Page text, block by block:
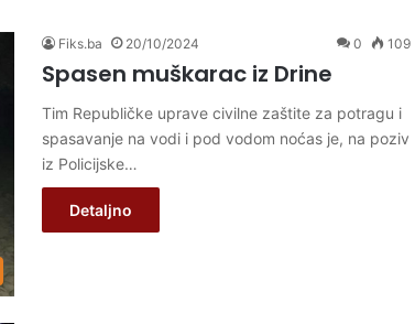
Fiks.ba 20/10/2024 0 109
Spasen muškarac iz Drine
Tim Republičke uprave civilne zaštite za potragu i
spasavanje na vodi i pod vodom noćas je, na poziv
iz Policijske…
Detaljno